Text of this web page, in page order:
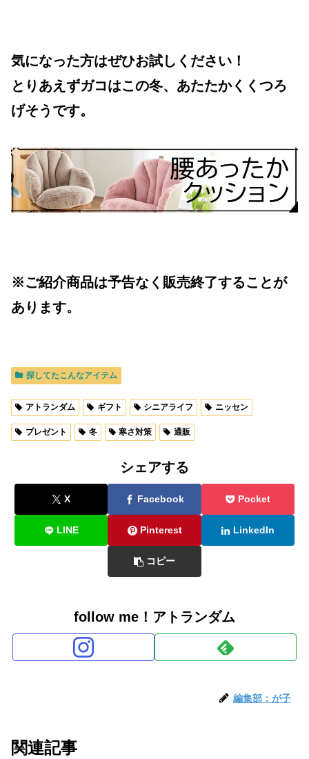
気になった方はぜひお試しください！
とりあえずガコはこの冬、あたたかくくつろ
げそうです。
※ご紹介商品は予告なく販売終了することが
あります。
探してたこんなアイテム
アトランダム ギフト シニアライフ ニッセン
プレゼント 冬 寒さ対策 通販
シェアする
X Facebook Pocket
LINE Pinterest LinkedIn
コピー
follow me！アトランダム
編集部：が子
関連記事